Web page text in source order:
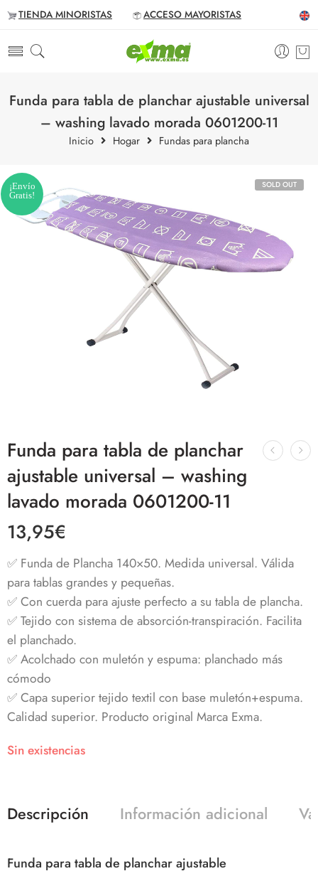
TIENDA MINORISTAS ACCESO MAYORISTAS
Funda para tabla de planchar ajustable universal
– washing lavado morada 0601200-11
Inicio Hogar Fundas para plancha
SOLD OUT
¡Envío
Gratis!
Funda para tabla de planchar
ajustable universal – washing
lavado morada 0601200-11
13,95€
✅ Funda de Plancha 140×50. Medida universal. Válida
para tablas grandes y pequeñas.
✅ Con cuerda para ajuste perfecto a su tabla de plancha.
✅ Tejido con sistema de absorción-transpiración. Facilita
el planchado.
✅ Acolchado con muletón y espuma: planchado más
cómodo
✅ Capa superior tejido textil con base muletón+espuma.
Calidad superior. Producto original Marca Exma.
Sin existencias
Descripción Información adicional
Funda para tabla de planchar ajustable